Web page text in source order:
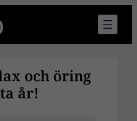
och öring
år!